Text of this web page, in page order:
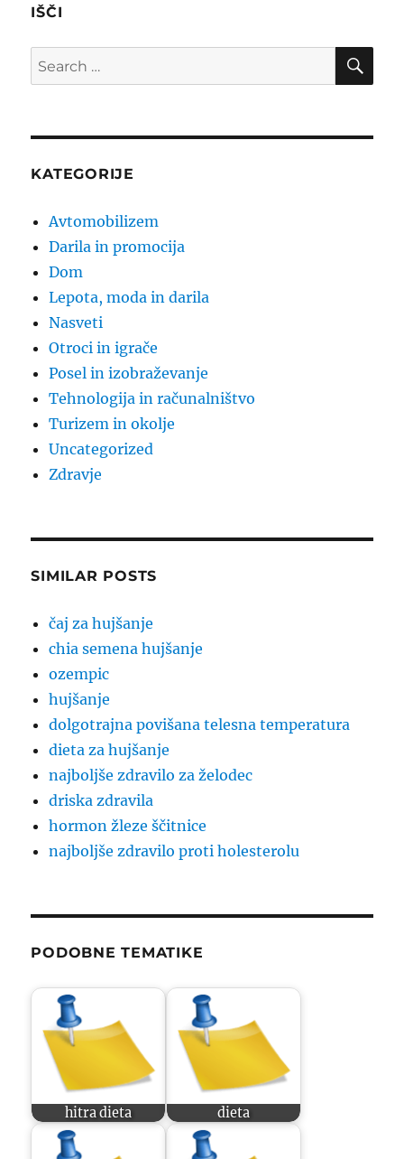
IŠČI
Search
for:
KATEGORIJE
Avtomobilizem
Darila in promocija
Dom
Lepota, moda in darila
Nasveti
Otroci in igrače
Posel in izobraževanje
Tehnologija in računalništvo
Turizem in okolje
Uncategorized
Zdravje
SIMILAR POSTS
čaj za hujšanje
chia semena hujšanje
ozempic
hujšanje
dolgotrajna povišana telesna temperatura
dieta za hujšanje
najboljše zdravilo za želodec
driska zdravila
hormon žleze ščitnice
najboljše zdravilo proti holesterolu
PODOBNE TEMATIKE
hitra dieta dieta